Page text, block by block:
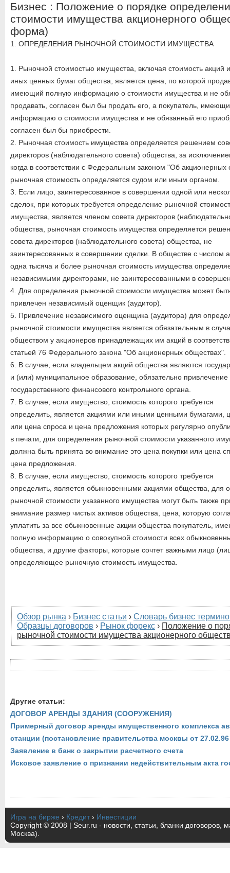
Бизнес : Положение о порядке
стоимости имущества акционерного
форма)
1. ОПРЕДЕЛЕНИЯ РЫНОЧНОЙ СТОИМОСТИ ИМУЩЕСТВА
1. Рыночной стоимостью имущества, включая стоимость акций
иных ценных бумаг общества, является цена, по которой
имеющий полную информацию о стоимости имущества и не
продавать, согласен был бы продать его, а покупатель,
информацию о стоимости имущества и не обязанный его
согласен был бы приобрести.
2. Рыночная стоимость имущества определяется решением
директоров (наблюдательного совета) общества, за
когда в соответствии с Федеральным законом "Об акционерных
рыночная стоимость определяется судом или иным органом.
3. Если лицо, заинтересованное в совершении одной или
сделок, при которых требуется определение рыночной
имущества, является членом совета директоров
общества, рыночная стоимость имущества определяется
совета директоров (наблюдательного совета) общества, не
заинтересованных в совершении сделки. В обществе с числом
одна тысяча и более рыночная стоимость имущества
независимыми директорами, не заинтересованными в
4. Для определения рыночной стоимости имущества может
привлечен независимый оценщик (аудитор).
5. Привлечение независимого оценщика (аудитора) для
рыночной стоимости имущества является обязательным в
обществом у акционеров принадлежащих им акций в
статьей 76 Федерального закона "Об акционерных обществах".
6. В случае, если владельцем акций общества являются
и (или) муниципальное образование, обязательно привлечение
государственного финансового контрольного органа.
7. В случае, если имущество, стоимость которого требуется
определить, является акциями или иными ценными бумагами,
или цена спроса и цена предложения которых регулярно
в печати, для определения рыночной стоимости указанного
должна быть принята во внимание это цена покупки или цена
цена предложения.
8. В случае, если имущество, стоимость которого требуется
определить, является обыкновенными акциями общества, для
рыночной стоимости указанного имущества могут быть также
внимание размер чистых активов общества, цена, которую
уплатить за все обыкновенные акции общества покупатель,
полную информацию о совокупной стоимости всех
общества, и другие факторы, которые сочтет важными лицо
определяющее рыночную стоимость имущества.
Обзор рынка › Бизнес статьи › Словарь бизнес
Образцы договоров › Рынок форекс › Положение о
рыночной стоимости имущества акционерного
Другие статьи:
ДОГОВОР АРЕНДЫ ЗДАНИЯ (СООРУЖЕНИЯ)
Примерный договор аренды имущественного комплекса
станции (постановление правительства москвы от
Заявление в банк о закрытии расчетного счета
Исковое заявление о признании недействительным акта
Игра на бирже › Кредит › Инвестиции
Copyright © 2008 | Seur.ru - новости, статьи, бланки договоров,
Москва).